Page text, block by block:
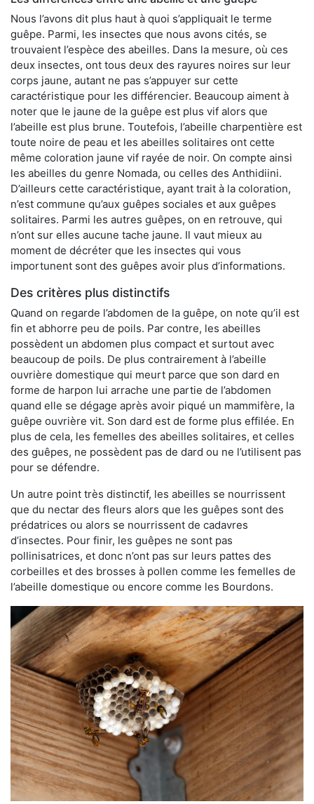
Nous l’avons dit plus haut à quoi s’appliquait le terme
guêpe. Parmi, les insectes que nous avons cités, se
trouvaient l’espèce des abeilles. Dans la mesure, où ces
deux insectes, ont tous deux des rayures noires sur leur
corps jaune, autant ne pas s’appuyer sur cette
caractéristique pour les différencier. Beaucoup aiment à
noter que le jaune de la guêpe est plus vif alors que
l’abeille est plus brune. Toutefois, l’abeille charpentière est
toute noire de peau et les abeilles solitaires ont cette
même coloration jaune vif rayée de noir. On compte ainsi
les abeilles du genre Nomada, ou celles des Anthidiini.
D’ailleurs cette caractéristique, ayant trait à la coloration,
n’est commune qu’aux guêpes sociales et aux guêpes
solitaires. Parmi les autres guêpes, on en retrouve, qui
n’ont sur elles aucune tache jaune. Il vaut mieux au
moment de décréter que les insectes qui vous
importunent sont des guêpes avoir plus d’informations.
Des critères plus distinctifs
Quand on regarde l’abdomen de la guêpe, on note qu’il est
fin et abhorre peu de poils. Par contre, les abeilles
possèdent un abdomen plus compact et surtout avec
beaucoup de poils. De plus contrairement à l’abeille
ouvrière domestique qui meurt parce que son dard en
forme de harpon lui arrache une partie de l’abdomen
quand elle se dégage après avoir piqué un mammifère, la
guêpe ouvrière vit. Son dard est de forme plus effilée. En
plus de cela, les femelles des abeilles solitaires, et celles
des guêpes, ne possèdent pas de dard ou ne l’utilisent pas
pour se défendre.
Un autre point très distinctif, les abeilles se nourrissent
que du nectar des fleurs alors que les guêpes sont des
prédatrices ou alors se nourrissent de cadavres
d’insectes. Pour finir, les guêpes ne sont pas
pollinisatrices, et donc n’ont pas sur leurs pattes des
corbeilles et des brosses à pollen comme les femelles de
l’abeille domestique ou encore comme les Bourdons.